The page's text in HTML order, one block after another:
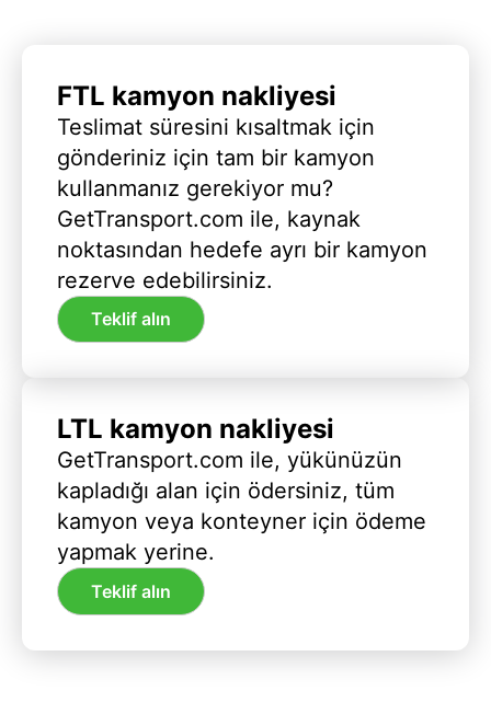
FTL kamyon nakliyesi
Teslimat süresini kısaltmak için
gönderiniz için tam bir kamyon
kullanmanız gerekiyor mu?
GetTransport.com ile, kaynak
noktasından hedefe ayrı bir kamyon
rezerve edebilirsiniz.
Teklif alın
LTL kamyon nakliyesi
GetTransport.com ile, yükünüzün
kapladığı alan için ödersiniz, tüm
kamyon veya konteyner için ödeme
yapmak yerine.
Teklif alın